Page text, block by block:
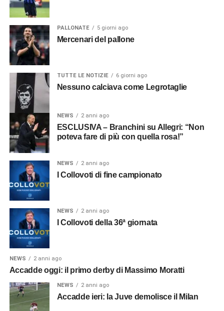
PALLONATE 5 giorni ago
Mercenari del pallone
TUTTE LE NOTIZIE 6 giorni ago
Nessuno calciava come Legrotaglie
NEWS 2 anni ago
ESCLUSIVA – Branchini su Allegri: “Non
poteva fare di più con quella rosa!”
NEWS 2 anni ago
I Collovoti di fine campionato
NEWS 2 anni ago
I Collovoti della 36ª giornata
NEWS 2 anni ago
Accadde oggi: il primo derby di Massimo Moratti
NEWS 2 anni ago
Accadde ieri: la Juve demolisce il Milan